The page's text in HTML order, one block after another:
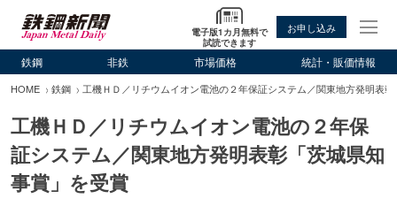
電子版1カ月無料で
試読できます
お申し込み
鉄鋼 非鉄 市場価格 統計・販価情報
HOME 鉄鋼 工機ＨＤ／リチウムイオン電池の２年保証システム／関東地方発明表
工機ＨＤ／リチウムイオン電池の２年保
証システム／関東地方発明表彰「茨城県知
事賞」を受賞